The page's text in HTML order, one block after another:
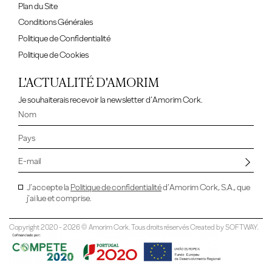
Plan du Site
Conditions Générales
Politique de Confidentialité
Politique de Cookies
L'ACTUALITÉ D'AMORIM
Je souhaiterais recevoir la newsletter d’Amorim Cork.
J’accepte la Politique de confidentialitéd’Amorim Cork, S.A., que
j’ai lue et comprise.
Copyright 2020 - 2026 © Amorim Cork. Tous droits réservés Created bySOFTWAY.